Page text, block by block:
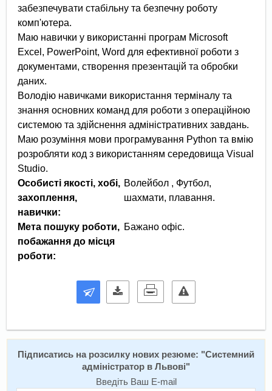
забезпечувати стабільну та безпечну роботу
комп'ютера.
Маю навички у використанні програм Microsoft
Excel, PowerPoint, Word для ефективної роботи з
документами, створення презентацій та обробки
даних.
Володію навичками використання терміналу та
знання основних команд для роботи з операційною
системою та здійснення адміністративних завдань.
Маю розуміння мови програмування Python та вмію
розробляти код з використанням середовища Visual
Studio.
Особисті якості, хобі,
захоплення,
навички:
Волейбол , Футбол,
шахмати, плавання.
Мета пошуку роботи,
побажання до місця
роботи:
Бажано офіс.
Підписатись на розсилку нових резюме: "Системний
адміністратор в Львові"
Введіть Ваш E-mail